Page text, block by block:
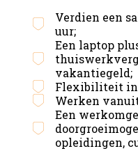
Verdien een
uur;
Een laptop
vakantiegeld;
Flexibiliteit in
Werken
Een
opleidingen,